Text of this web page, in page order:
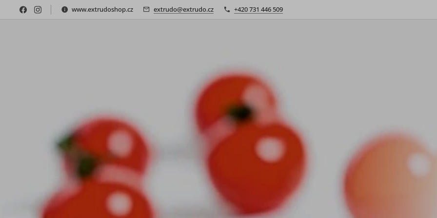
www.extrudoshop.cz extrudo@extrudo.cz +420 731 446 509